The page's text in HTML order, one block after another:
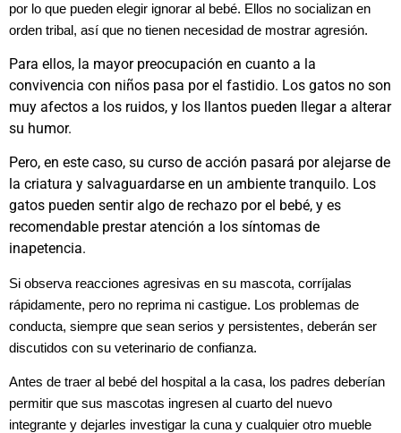
por lo que pueden elegir ignorar al bebé. Ellos no socializan en
orden tribal, así que no tienen necesidad de mostrar agresión.
Para ellos, la mayor preocupación en cuanto a la
convivencia con niños pasa por el fastidio. Los gatos no son
muy afectos a los ruidos, y los llantos pueden llegar a alterar
su humor.
Pero, en este caso, su curso de acción pasará por alejarse de
la criatura y salvaguardarse en un ambiente tranquilo. Los
gatos pueden sentir algo de rechazo por el bebé, y es
recomendable prestar atención a los síntomas de
inapetencia.
Si observa reacciones agresivas en su mascota, corríjalas
rápidamente, pero no reprima ni castigue. Los problemas de
conducta, siempre que sean serios y persistentes, deberán ser
discutidos con su veterinario de confianza.
Antes de traer al bebé del hospital a la casa, los padres deberían
permitir que sus mascotas ingresen al cuarto del nuevo
integrante y dejarles investigar la cuna y cualquier otro mueble